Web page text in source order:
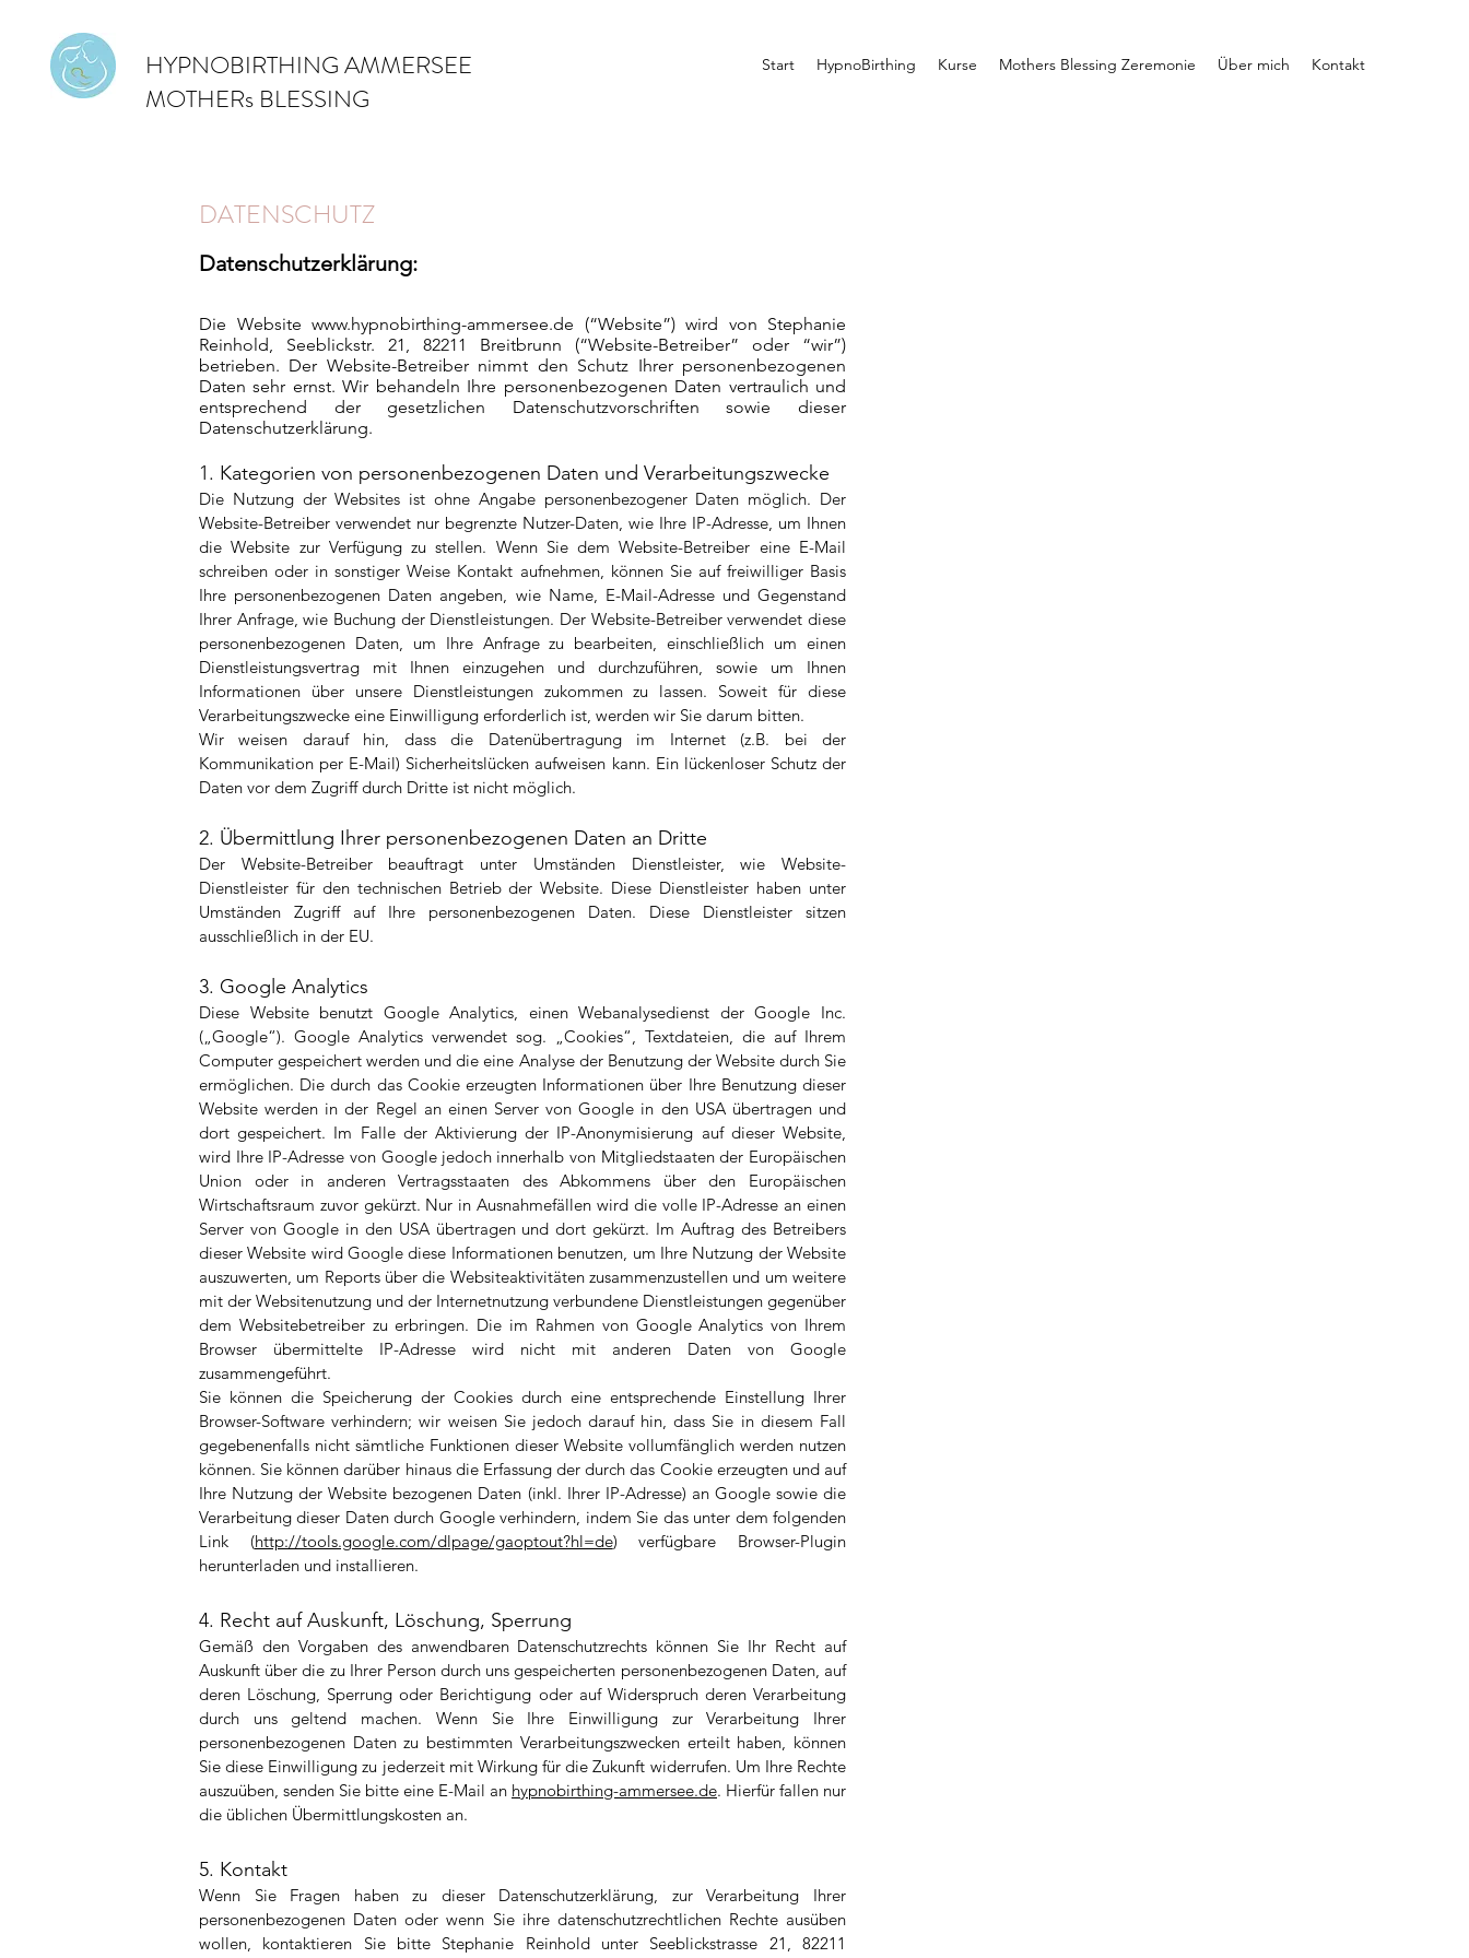
HYPNOBIRTHING AMMERSEE
MOTHERs BLESSING
Start HypnoBirthing Kurse Mothers Blessing Zeremonie Über mich Kontakt
DATENSCHUTZ
Datenschutzerklärung:
Die Website www.hypnobirthing-ammersee.de (“Website”) wird von Stephanie
Reinhold, Seeblickstr. 21, 82211 Breitbrunn (“Website-Betreiber” oder “wir”)
betrieben. Der Website-Betreiber nimmt den Schutz Ihrer personenbezogenen
Daten sehr ernst. Wir behandeln Ihre personenbezogenen Daten vertraulich und
entsprechend der gesetzlichen Datenschutzvorschriften sowie dieser
Datenschutzerklärung.
1. Kategorien von personenbezogenen Daten und Verarbeitungszwecke
Die Nutzung der Websites ist ohne Angabe personenbezogener Daten möglich. Der
Website-Betreiber verwendet nur begrenzte Nutzer-Daten, wie Ihre IP-Adresse, um Ihnen
die Website zur Verfügung zu stellen. Wenn Sie dem Website-Betreiber eine E-Mail
schreiben oder in sonstiger Weise Kontakt aufnehmen, können Sie auf freiwilliger Basis
Ihre personenbezogenen Daten angeben, wie Name, E-Mail-Adresse und Gegenstand
Ihrer Anfrage, wie Buchung der Dienstleistungen. Der Website-Betreiber verwendet diese
personenbezogenen Daten, um Ihre Anfrage zu bearbeiten, einschließlich um einen
Dienstleistungsvertrag mit Ihnen einzugehen und durchzuführen, sowie um Ihnen
Informationen über unsere Dienstleistungen zukommen zu lassen. Soweit für diese
Verarbeitungszwecke eine Einwilligung erforderlich ist, werden wir Sie darum bitten.
Wir weisen darauf hin, dass die Datenübertragung im Internet (z.B. bei der
Kommunikation per E-Mail) Sicherheitslücken aufweisen kann. Ein lückenloser Schutz der
Daten vor dem Zugriff durch Dritte ist nicht möglich.
2. Übermittlung Ihrer personenbezogenen Daten an Dritte
Der Website-Betreiber beauftragt unter Umständen Dienstleister, wie Website-
Dienstleister für den technischen Betrieb der Website. Diese Dienstleister haben unter
Umständen Zugriff auf Ihre personenbezogenen Daten. Diese Dienstleister sitzen
ausschließlich in der EU.
3. Google Analytics
Diese Website benutzt Google Analytics, einen Webanalysedienst der Google Inc.
(„Google“). Google Analytics verwendet sog. „Cookies“, Textdateien, die auf Ihrem
Computer gespeichert werden und die eine Analyse der Benutzung der Website durch Sie
ermöglichen. Die durch das Cookie erzeugten Informationen über Ihre Benutzung dieser
Website werden in der Regel an einen Server von Google in den USA übertragen und
dort gespeichert. Im Falle der Aktivierung der IP-Anonymisierung auf dieser Website,
wird Ihre IP-Adresse von Google jedoch innerhalb von Mitgliedstaaten der Europäischen
Union oder in anderen Vertragsstaaten des Abkommens über den Europäischen
Wirtschaftsraum zuvor gekürzt. Nur in Ausnahmefällen wird die volle IP-Adresse an einen
Server von Google in den USA übertragen und dort gekürzt. Im Auftrag des Betreibers
dieser Website wird Google diese Informationen benutzen, um Ihre Nutzung der Website
auszuwerten, um Reports über die Websiteaktivitäten zusammenzustellen und um weitere
mit der Websitenutzung und der Internetnutzung verbundene Dienstleistungen gegenüber
dem Websitebetreiber zu erbringen. Die im Rahmen von Google Analytics von Ihrem
Browser übermittelte IP-Adresse wird nicht mit anderen Daten von Google
zusammengeführt.
Sie können die Speicherung der Cookies durch eine entsprechende Einstellung Ihrer
Browser-Software verhindern; wir weisen Sie jedoch darauf hin, dass Sie in diesem Fall
gegebenenfalls nicht sämtliche Funktionen dieser Website vollumfänglich werden nutzen
können. Sie können darüber hinaus die Erfassung der durch das Cookie erzeugten und auf
Ihre Nutzung der Website bezogenen Daten (inkl. Ihrer IP-Adresse) an Google sowie die
Verarbeitung dieser Daten durch Google verhindern, indem Sie das unter dem folgenden
Link (http://tools.google.com/dlpage/gaoptout?hl=de) verfügbare Browser-Plugin
herunterladen und installieren.
4. Recht auf Auskunft, Löschung, Sperrung
Gemäß den Vorgaben des anwendbaren Datenschutzrechts können Sie Ihr Recht auf
Auskunft über die zu Ihrer Person durch uns gespeicherten personenbezogenen Daten, auf
deren Löschung, Sperrung oder Berichtigung oder auf Widerspruch deren Verarbeitung
durch uns geltend machen. Wenn Sie Ihre Einwilligung zur Verarbeitung Ihrer
personenbezogenen Daten zu bestimmten Verarbeitungszwecken erteilt haben, können
Sie diese Einwilligung zu jederzeit mit Wirkung für die Zukunft widerrufen. Um Ihre Rechte
auszuüben, senden Sie bitte eine E-Mail an hypnobirthing-ammersee.de. Hierfür fallen nur
die üblichen Übermittlungskosten an.
5. Kontakt
Wenn Sie Fragen haben zu dieser Datenschutzerklärung, zur Verarbeitung Ihrer
personenbezogenen Daten oder wenn Sie ihre datenschutzrechtlichen Rechte ausüben
wollen, kontaktieren Sie bitte Stephanie Reinhold unter Seeblickstrasse 21, 82211